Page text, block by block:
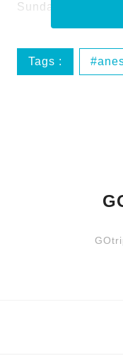
SundayMore）
Tags :